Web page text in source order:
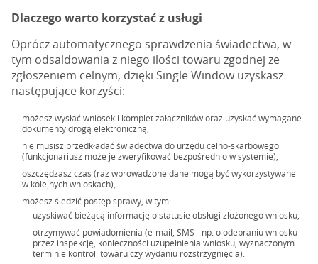
Dlaczego warto korzystać z usługi
Oprócz automatycznego sprawdzenia świadectwa, w
tym odsaldowania z niego ilości towaru zgodnej ze
zgłoszeniem celnym, dzięki Single Window uzyskasz
następujące korzyści:
możesz wysłać wniosek i komplet załączników oraz uzyskać wymagane
dokumenty drogą elektroniczną,
nie musisz przedkładać świadectwa do urzędu celno-skarbowego
(funkcjonariusz może je zweryfikować bezpośrednio w systemie),
oszczędzasz czas (raz wprowadzone dane mogą być wykorzystywane
w kolejnych wnioskach),
możesz śledzić postęp sprawy, w tym:
uzyskiwać bieżącą informację o statusie obsługi złożonego wniosku,
otrzymywać powiadomienia (e-mail, SMS - np. o odebraniu wniosku
przez inspekcję, konieczności uzupełnienia wniosku, wyznaczonym
terminie kontroli towaru czy wydaniu rozstrzygnięcia).